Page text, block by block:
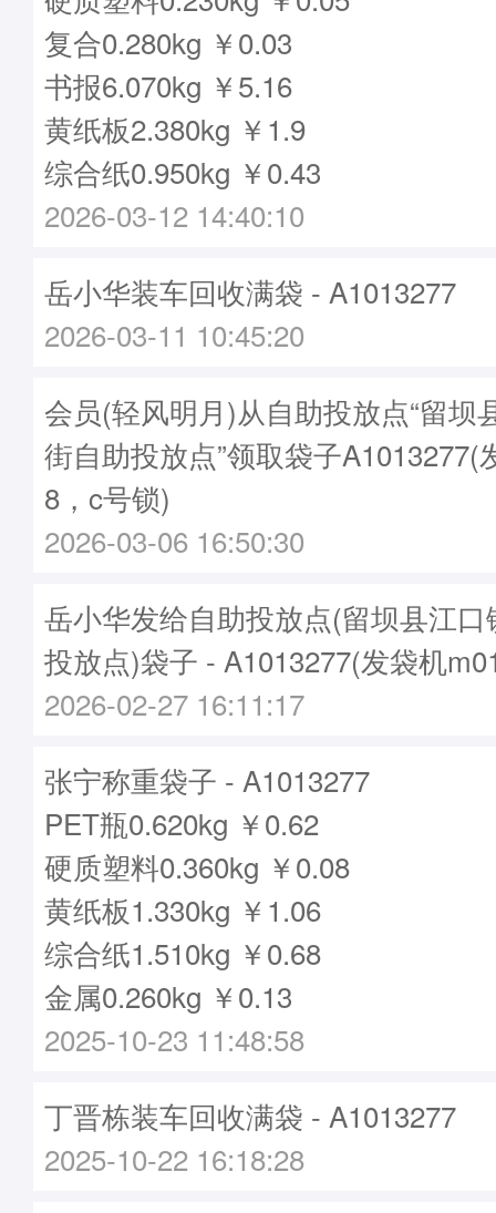
复合0.280kg ￥0.03
书报6.070kg ￥5.16
黄纸板2.380kg ￥1.9
综合纸0.950kg ￥0.43
2026-03-12 14:40:10
岳小华装车回收满袋 - A1013277
2026-03-11 10:45:20
会员(轻风明月)从自助投放点“留坝
街自助投放点”领取袋子A1013277(
8，c号锁)
2026-03-06 16:50:30
岳小华发给自助投放点(留坝县江
投放点)袋子 - A1013277(发袋机
2026-02-27 16:11:17
张宁称重袋子 - A1013277
PET瓶0.620kg ￥0.62
硬质塑料0.360kg ￥0.08
黄纸板1.330kg ￥1.06
综合纸1.510kg ￥0.68
金属0.260kg ￥0.13
2025-10-23 11:48:58
丁晋栋装车回收满袋 - A1013277
2025-10-22 16:18:28